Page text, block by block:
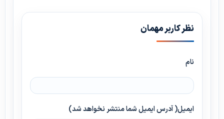
نظر کاربر مهمان
نام
ایمیل( آدرس ایمیل شما منتشر نخواهد شد)